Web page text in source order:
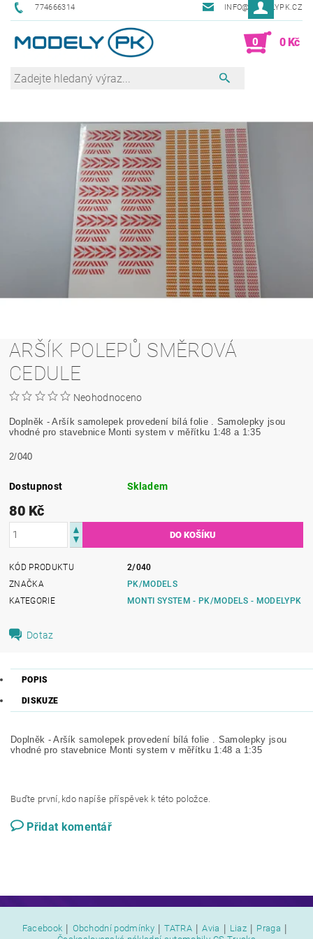
774666314 INFO@MODELYPK.CZ
0 0 Kč
ARŠÍK POLEPŮ SMĚROVÁ
CEDULE
Neohodnoceno
Doplněk - Aršík samolepek provedení bílá folie . Samolepky jsou
vhodné pro stavebnice Monti system v měřítku 1:48 a 1:35
2/040
Dostupnost Skladem
80 Kč
KÓD PRODUKTU
2/040
ZNAČKA
PK/MODELS
KATEGORIE
MONTI SYSTEM - PK/MODELS - MODELYPK
Dotaz
POPIS
DISKUZE
Doplněk - Aršík samolepek provedení bílá folie . Samolepky jsou
vhodné pro stavebnice Monti system v měřítku 1:48 a 1:35
Buďte první, kdo napíše příspěvek k této položce.
Přidat komentář
Facebook | Obchodní podmínky | TATRA | Avia | Liaz | Praga |